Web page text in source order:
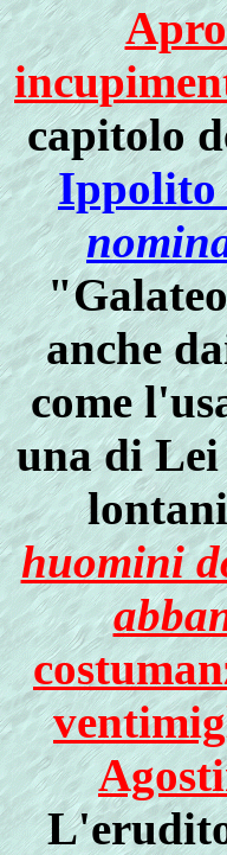
capitolo
Ippolito
anche
come
una di Lei
huomini